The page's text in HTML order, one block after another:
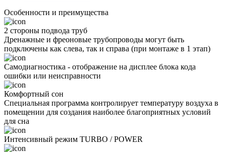
Особенности и преимущества
2 стороны подвода труб
Дренажные и фреоновые трубопроводы могут быть
подключены как слева, так и справа (при монтаже в 1 этап)
Самодиагностика - отображение на дисплее блока кода
ошибки или неисправности
Комфортный сон
Специальная программа контролирует температуру воздуха в
помещении для создания наиболее благоприятных условий
для сна
Интенсивный режим TURBO / POWER